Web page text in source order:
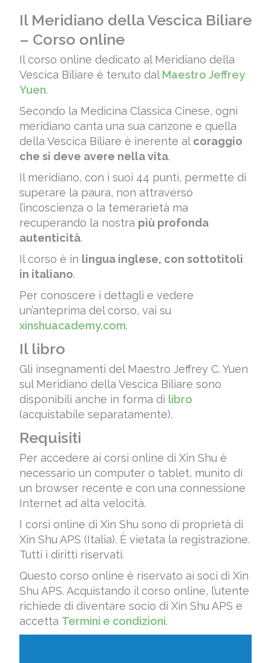
Il Meridiano della Vescica Biliare
– Corso online
Il corso online dedicato al Meridiano della
Vescica Biliare è tenuto dal Maestro Jeffrey
Yuen.
Secondo la Medicina Classica Cinese, ogni
meridiano canta una sua canzone e quella
della Vescica Biliare è inerente al coraggio
che si deve avere nella vita.
Il meridiano, con i suoi 44 punti, permette di
superare la paura, non attraverso
l’incoscienza o la temerarietà ma
recuperando la nostra più profonda
autenticità.
Il corso è in lingua inglese, con sottotitoli
in italiano.
Per conoscere i dettagli e vedere
un’anteprima del corso, vai su
xinshuacademy.com.
Il libro
Gli insegnamenti del Maestro Jeffrey C. Yuen
sul Meridiano della Vescica Biliare sono
disponibili anche in forma di libro
(acquistabile separatamente).
Requisiti
Per accedere ai corsi online di Xin Shu è
necessario un computer o tablet, munito di
un browser recente e con una connessione
Internet ad alta velocità.
I corsi online di Xin Shu sono di proprietà di
Xin Shu APS (Italia). È vietata la registrazione.
Tutti i diritti riservati.
Questo corso online è riservato ai soci di Xin
Shu APS. Acquistando il corso online, l’utente
richiede di diventare socio di Xin Shu APS e
accetta Termini e condizioni.